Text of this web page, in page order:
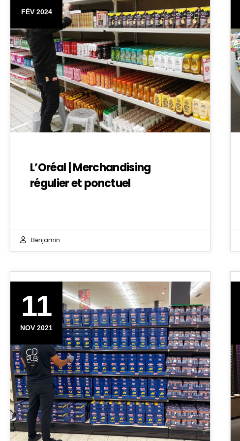
FÉV 2024
L’Oréal | Merchandising
régulier et ponctuel
Benjamin
11
NOV 2021